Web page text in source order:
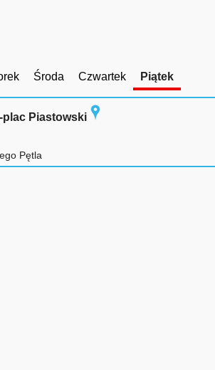
Środa Czwartek Piątek
plac Piastowski
Pętla